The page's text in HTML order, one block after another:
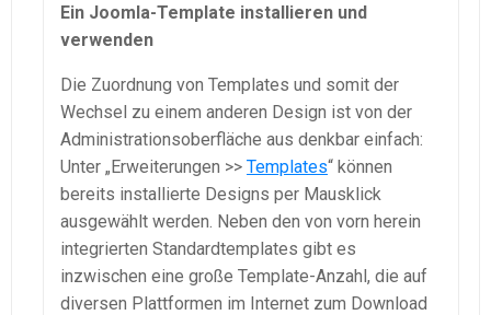
Ein Joomla-Template installieren und
verwenden
Die Zuordnung von Templates und somit der
Wechsel zu einem anderen Design ist von der
Administrationsoberfläche aus denkbar einfach:
Unter „Erweiterungen >> Templates“ können
bereits installierte Designs per Mausklick
ausgewählt werden. Neben den von vorn herein
integrierten Standardtemplates gibt es
inzwischen eine große Template-Anzahl, die auf
diversen Plattformen im Internet zum Download